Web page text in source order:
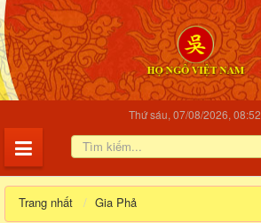
Thứ sáu, 07/08/2026, 08:52
Trang nhất Gia Phả